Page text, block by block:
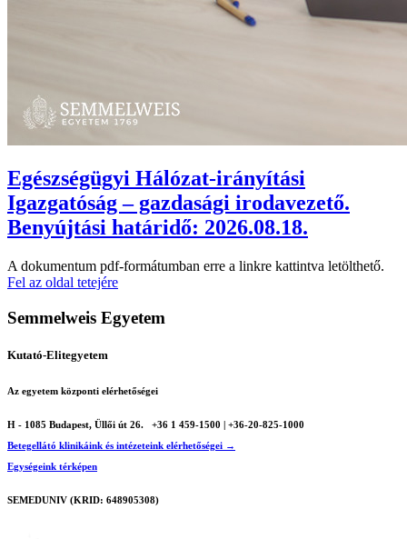
Egészségügyi Hálózat-irányítási
Igazgatóság – gazdasági irodavezető.
Benyújtási határidő: 2026.08.18.
A dokumentum pdf-formátumban erre a linkre kattintva letölthető.
Fel az oldal tetejére
Semmelweis Egyetem
Kutató-Elitegyetem
Az egyetem központi elérhetőségei
H - 1085 Budapest, Üllői út 26.
+36 1 459-1500 | +36-20-825-1000
Betegellátó klinikáink és intézeteink elérhetőségei →
Egységeink térképen
SEMEDUNIV (KRID: 648905308)